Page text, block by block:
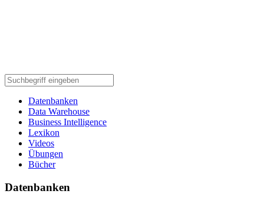
Datenbanken
Data Warehouse
Business Intelligence
Lexikon
Videos
Übungen
Bücher
Datenbanken